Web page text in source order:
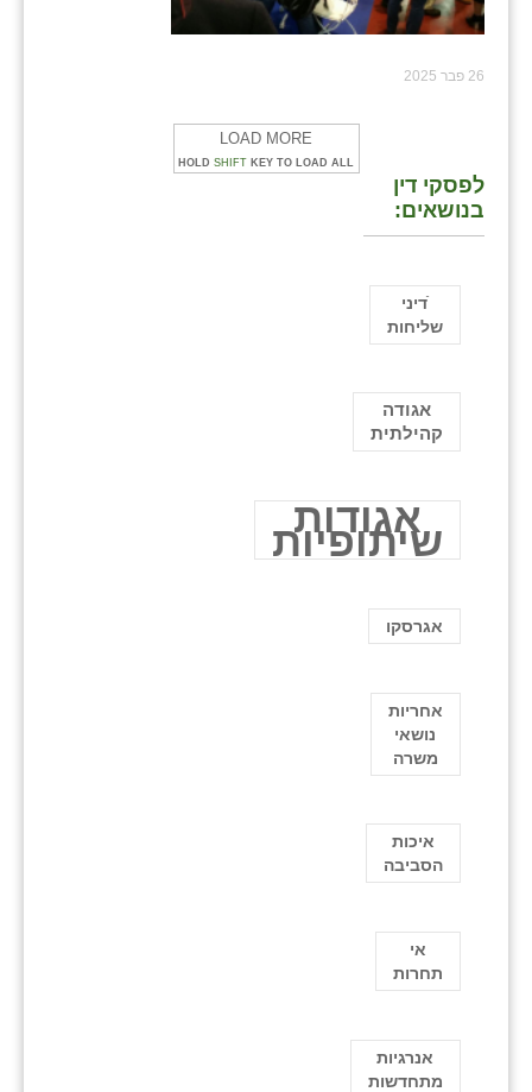
26 פבר 2025
LOAD MORE
HOLD SHIFT KEY TO LOAD ALL
לפסקי דין
בנושאים:
ֿדיני
שליחות
אגודה
קהילתית
אגודות
שיתופיות
אגרסקו
אחריות
נושאי
משרה
איכות
הסביבה
אי
תחרות
אנרגיות
מתחדשות